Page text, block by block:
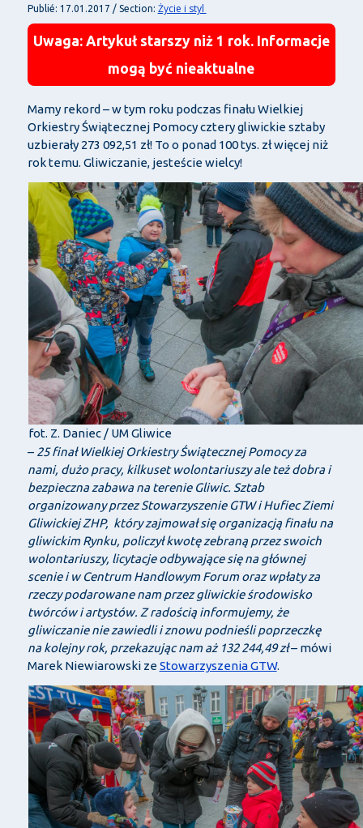
Publié: 17.01.2017 / Section: Życie i styl
Uwaga: Artykuł starszy niż 1 rok. Informacje
mogą być nieaktualne
Mamy rekord – w tym roku podczas finału Wielkiej
Orkiestry Świątecznej Pomocy cztery gliwickie sztaby
uzbierały 273 092,51 zł! To o ponad 100 tys. zł więcej niż
rok temu. Gliwiczanie, jesteście wielcy!
fot. Z. Daniec / UM Gliwice
– 25 finał Wielkiej Orkiestry Świątecznej Pomocy za
nami, dużo pracy, kilkuset wolontariuszy ale też dobra i
bezpieczna zabawa na terenie Gliwic. Sztab
organizowany przez Stowarzyszenie GTW i Hufiec Ziemi
Gliwickiej ZHP, który zajmował się organizacją finału na
gliwickim Rynku, policzył kwotę zebraną przez swoich
wolontariuszy, licytacje odbywające się na głównej
scenie i w Centrum Handlowym Forum oraz wpłaty za
rzeczy podarowane nam przez gliwickie środowisko
twórców i artystów. Z radością informujemy, że
gliwiczanie nie zawiedli i znowu podnieśli poprzeczkę
na kolejny rok, przekazując nam aż 132 244,49 zł– mówi
Marek Niewiarowski zeStowarzyszenia GTW.